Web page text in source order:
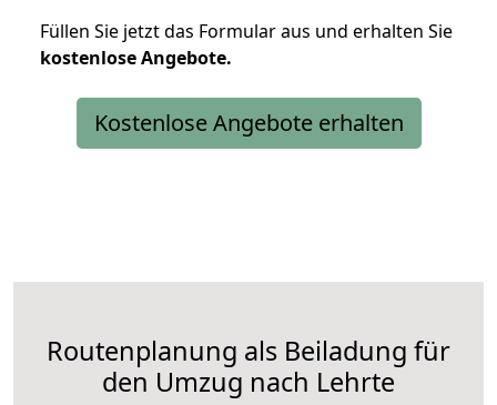
Füllen Sie jetzt das Formular aus und erhalten Sie
kostenloseAngebote.
Kostenlose Angebote erhalten
Routenplanung als Beiladung für
den Umzug nach Lehrte